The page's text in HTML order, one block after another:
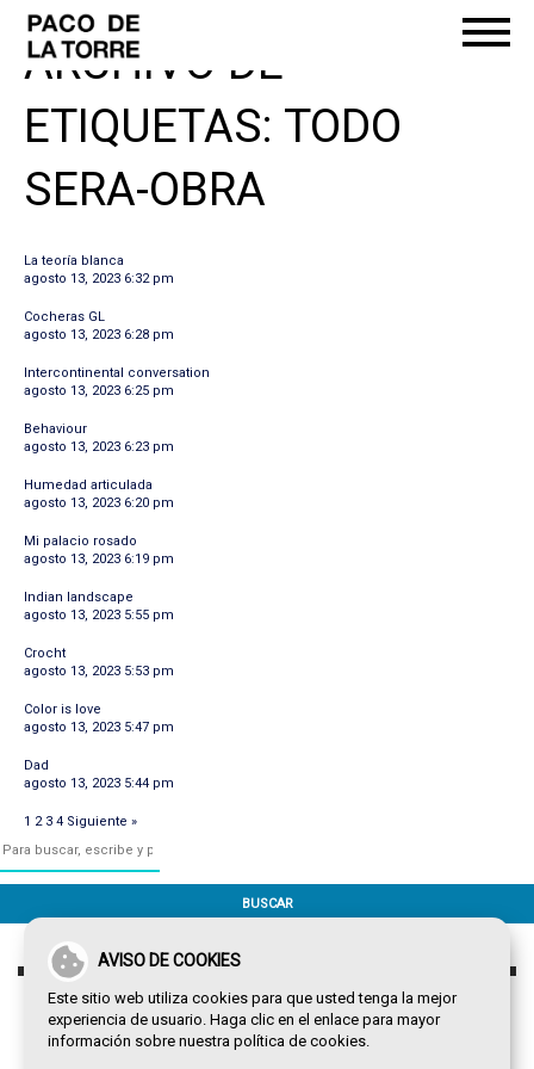
AVISO DE COOKIES
Este sitio web utiliza cookies para que usted tenga la mejor
experiencia de usuario. Haga clic en el enlace para mayor
información sobre nuestra política de cookies.
ARCHIVO DE
ETIQUETAS: TODO
SERA-OBRA
La teoría blanca
agosto 13, 2023 6:32 pm
Cocheras GL
agosto 13, 2023 6:28 pm
Intercontinental conversation
agosto 13, 2023 6:25 pm
Behaviour
agosto 13, 2023 6:23 pm
Humedad articulada
agosto 13, 2023 6:20 pm
Mi palacio rosado
agosto 13, 2023 6:19 pm
Indian landscape
agosto 13, 2023 5:55 pm
Crocht
agosto 13, 2023 5:53 pm
Color is love
agosto 13, 2023 5:47 pm
Dad
agosto 13, 2023 5:44 pm
1 2 3 4 Siguiente »
BUSCAR